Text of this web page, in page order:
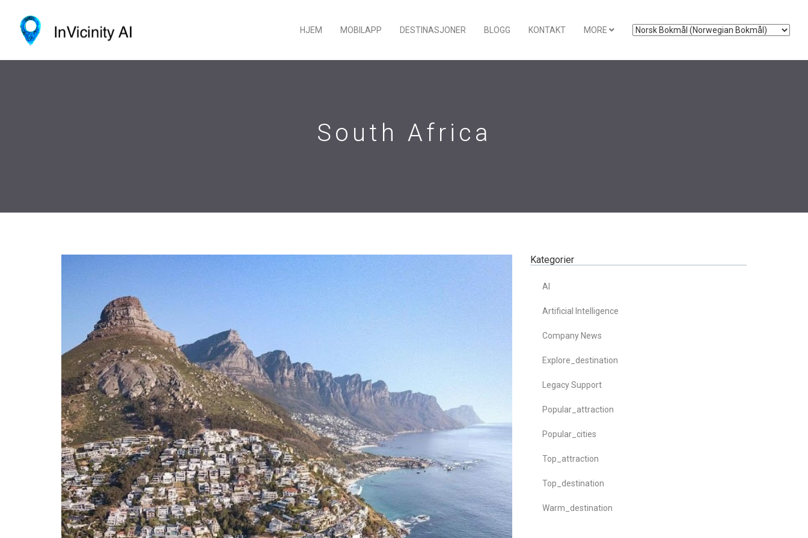
HJEM MOBILAPP DESTINASJONER BLOGG KONTAKT MORE
South Africa
Kategorier
AI
Artificial Intelligence
Company News
Explore_destination
Legacy Support
Popular_attraction
Popular_cities
Top_attraction
Top_destination
Warm_destination